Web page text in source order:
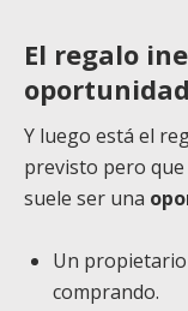
El regalo
Y luego está el
previsto pero
suele ser una
Un propietario
comprando.